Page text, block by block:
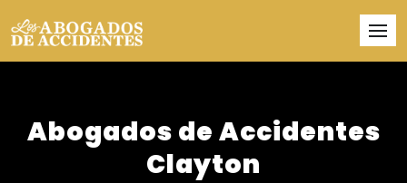
Abogados de Accidentes
Clayton